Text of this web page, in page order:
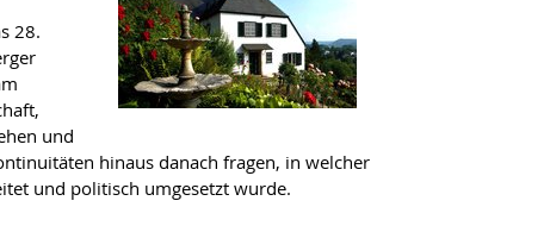
28.
und
hinaus danach fragen, in welcher
und politisch umgesetzt wurde.